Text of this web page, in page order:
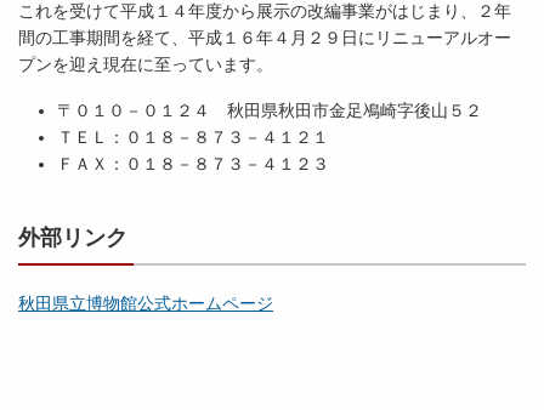
これを受けて平成１４年度から展示の改編事業がはじまり、２年
間の工事期間を経て、平成１６年４月２９日にリニューアルオー
プンを迎え現在に至っています。
〒０１０－０１２４ 秋田県秋田市金足鳰崎字後山５２
ＴＥＬ：０１８－８７３－４１２１
ＦＡＸ：０１８－８７３－４１２３
外部リンク
秋田県立博物館公式ホームページ